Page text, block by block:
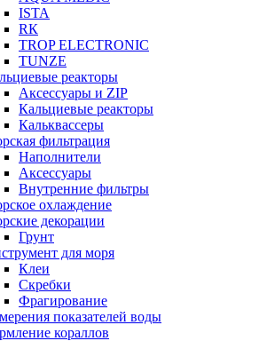
ISTA
RК
TROP ELECTRONIC
TUNZE
реакторы
Аксессуары и ZIP
Кальциевые реакторы
Кальквассеры
фильтрация
Наполнители
Аксессуары
Внутренние фильтры
охлаждение
декорации
Грунт
для моря
Клеи
Скребки
Фрагирование
показателей воды
кораллов